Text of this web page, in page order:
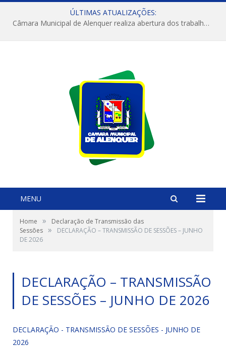
ÚLTIMAS ATUALIZAÇÕES:
Câmara Municipal de Alenquer realiza abertura dos trabalhos do 4º Período Legislativo
MENU
Home »
Declaração de Transmissão das
Sessões »
DECLARAÇÃO – TRANSMISSÃO DE SESSÕES – JUNHO
DE 2026
DECLARAÇÃO – TRANSMISSÃO
DE SESSÕES – JUNHO DE 2026
DECLARAÇÃO - TRANSMISSÃO DE SESSÕES - JUNHO DE
2026